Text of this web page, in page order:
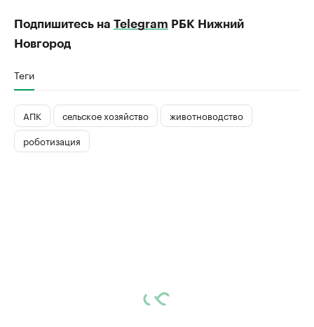
Подпишитесь на Telegram РБК Нижний
Новгород
Теги
АПК сельское хозяйство
животноводство
роботизация